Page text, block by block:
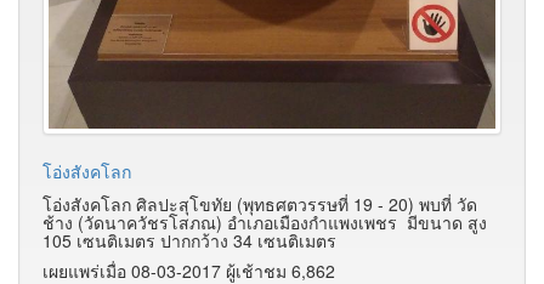
โอ่งสังคโลก
โอ่งสังคโลก ศิลปะสุโขทัย (พุทธศตวรรษที่ 19 - 20) พบที่ วัด
ช้าง (วัดนาควัชรโสภณ) อำเภอเมืองกำแพงเพชร มีขนาด สูง
105 เซนติเมตร ปากกว้าง 34 เซนติเมตร
เผยแพร่เมื่อ 08-03-2017 ผู้เช้าชม 6,862